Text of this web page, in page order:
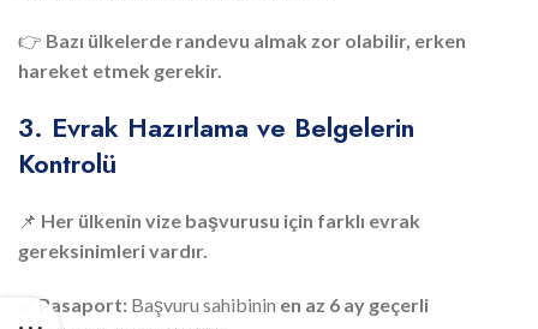
👉 Bazı ülkelerde randevu almak zor olabilir, erken
hareket etmek gerekir.
3. Evrak Hazırlama ve Belgelerin
Kontrolü
📌 Her ülkenin vize başvurusu için farklı evrak
gereksinimleri vardır.
Pasaport: Başvuru sahibinin en az 6 ay geçerli